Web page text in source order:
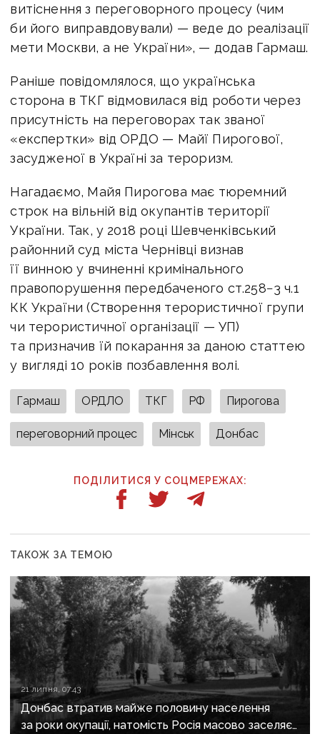
витіснення з переговорного процесу (чим
би його виправдовували) — веде до реалізації
мети Москви, а не України», — додав Гармаш.
Раніше повідомлялося, що українська
сторона в ТКГ відмовилася від роботи через
присутність на переговорах так званої
«експертки» від ОРДО — Майї Пирогової,
засудженої в Україні за тероризм.
Нагадаємо, Майя Пирогова має тюремний
строк на вільній від окупантів території
України. Так, у 2018 році Шевченківський
районний суд міста Чернівці визнав
її винною у вчиненні кримінального
правопорушення передбаченого ст.258−3 ч.1
КК України (Створення терористичної групи
чи терористичної організації — УП)
та призначив їй покарання за даною статтею
у вигляді 10 років позбавлення волі.
Гармаш ОРДЛО ТКГ РФ Пирогова
переговорний процес Мінськ Донбас
ПОДІЛИТИСЯ У СОЦМЕРЕЖАХ:
ТАКОЖ ЗА ТЕМОЮ
21 липня, 07:43
Донбас втратив майже половину населення
за роки окупації, натомість Росія масово заселяє